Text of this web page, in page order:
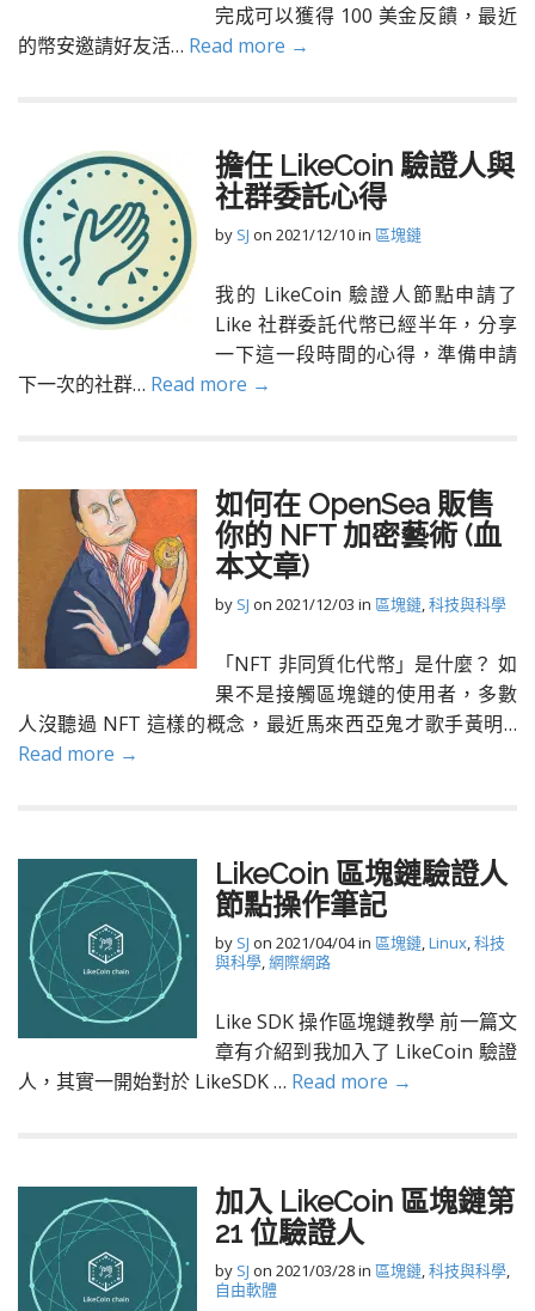
完成可以獲得 100 美金反饋，最近
的幣安邀請好友活… Read more →
擔任 LikeCoin 驗證人與
社群委託心得
by SJ on 2021/12/10in 區塊鏈
我的 LikeCoin 驗證人節點申請了
Like 社群委託代幣已經半年，分享
一下這一段時間的心得，準備申請
下一次的社群… Read more →
如何在 OpenSea 販售
你的 NFT 加密藝術 (血
本文章)
by SJ on 2021/12/03 in 區塊鏈,科技與科學
「NFT 非同質化代幣」是什麼？ 如
果不是接觸區塊鏈的使用者，多數
人沒聽過 NFT 這樣的概念，最近馬來西亞鬼才歌手黃明…
Read more →
LikeCoin 區塊鏈驗證人
節點操作筆記
by SJ on 2021/04/04in 區塊鏈,Linux,科技
與科學,網際網路
Like SDK 操作區塊鏈教學 前一篇文
章有介紹到我加入了 LikeCoin 驗證
人，其實一開始對於 LikeSDK … Read more →
加入 LikeCoin 區塊鏈第
21 位驗證人
by SJ on 2021/03/28in 區塊鏈,科技與科學,
自由軟體